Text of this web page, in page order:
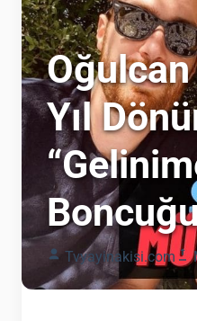
Yıl
Tvyayinakisi.com